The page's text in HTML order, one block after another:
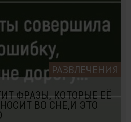
РАЗВЛЕЧЕНИЯ
ФРАЗЫ, КОТОРЫЕ ЕЁ
ВО СНЕ,И ЭТО